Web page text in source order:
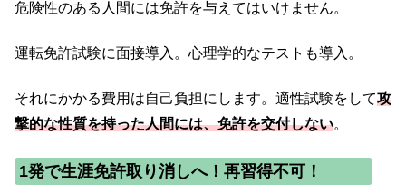
危険性のある人間には免許を与えてはいけません。
運転免許試験に面接導入。心理学的なテストも導入。
それにかかる費用は自己負担にします。適性試験をして攻
撃的な性質を持った人間には、免許を交付しない。
1発で生涯免許取り消しへ！再習得不可！